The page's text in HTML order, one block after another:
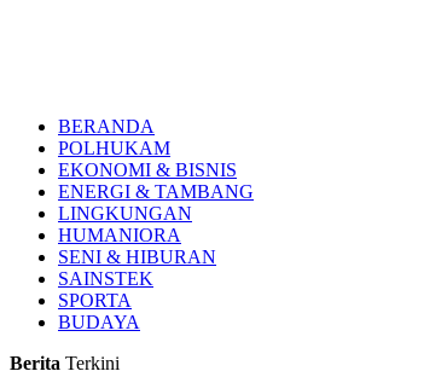
BERANDA
POLHUKAM
EKONOMI & BISNIS
ENERGI & TAMBANG
LINGKUNGAN
HUMANIORA
SENI & HIBURAN
SAINSTEK
SPORTA
BUDAYA
Berita Terkini